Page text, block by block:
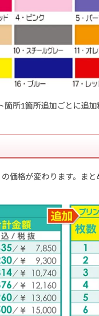
所1箇所追加ごとに追加
価格が変わります。ま